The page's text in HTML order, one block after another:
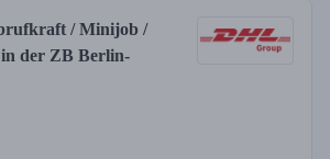
/ Minijob /
der ZB Berlin-